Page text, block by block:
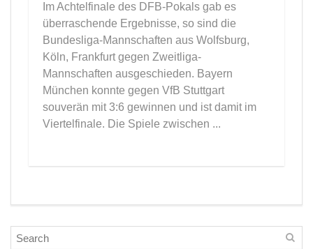
Im Achtelfinale des DFB-Pokals gab es
überraschende Ergebnisse, so sind die
Bundesliga-Mannschaften aus Wolfsburg,
Köln, Frankfurt gegen Zweitliga-
Mannschaften ausgeschieden. Bayern
München konnte gegen VfB Stuttgart
souverän mit 3:6 gewinnen und ist damit im
Viertelfinale. Die Spiele zwischen ...